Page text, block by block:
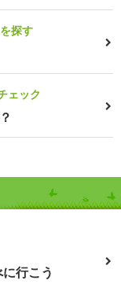
探す
ェック
行こう